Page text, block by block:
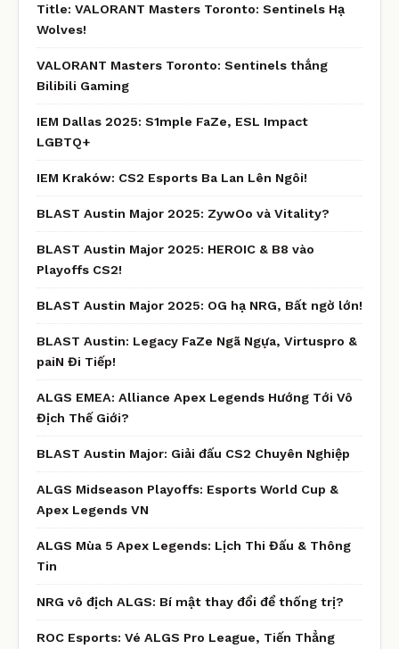
Title: VALORANT Masters Toronto: Sentinels Hạ
Wolves!
VALORANT Masters Toronto: Sentinels thắng
Bilibili Gaming
IEM Dallas 2025: S1mple FaZe, ESL Impact
LGBTQ+
IEM Kraków: CS2 Esports Ba Lan Lên Ngôi!
BLAST Austin Major 2025: ZywOo và Vitality?
BLAST Austin Major 2025: HEROIC & B8 vào
Playoffs CS2!
BLAST Austin Major 2025: OG hạ NRG, Bất ngờ lớn!
BLAST Austin: Legacy FaZe Ngã Ngựa, Virtuspro &
paiN Đi Tiếp!
ALGS EMEA: Alliance Apex Legends Hướng Tới Vô
Địch Thế Giới?
BLAST Austin Major: Giải đấu CS2 Chuyên Nghiệp
ALGS Midseason Playoffs: Esports World Cup &
Apex Legends VN
ALGS Mùa 5 Apex Legends: Lịch Thi Đấu & Thông
Tin
NRG vô địch ALGS: Bí mật thay đổi để thống trị?
ROC Esports: Vé ALGS Pro League, Tiến Thẳng